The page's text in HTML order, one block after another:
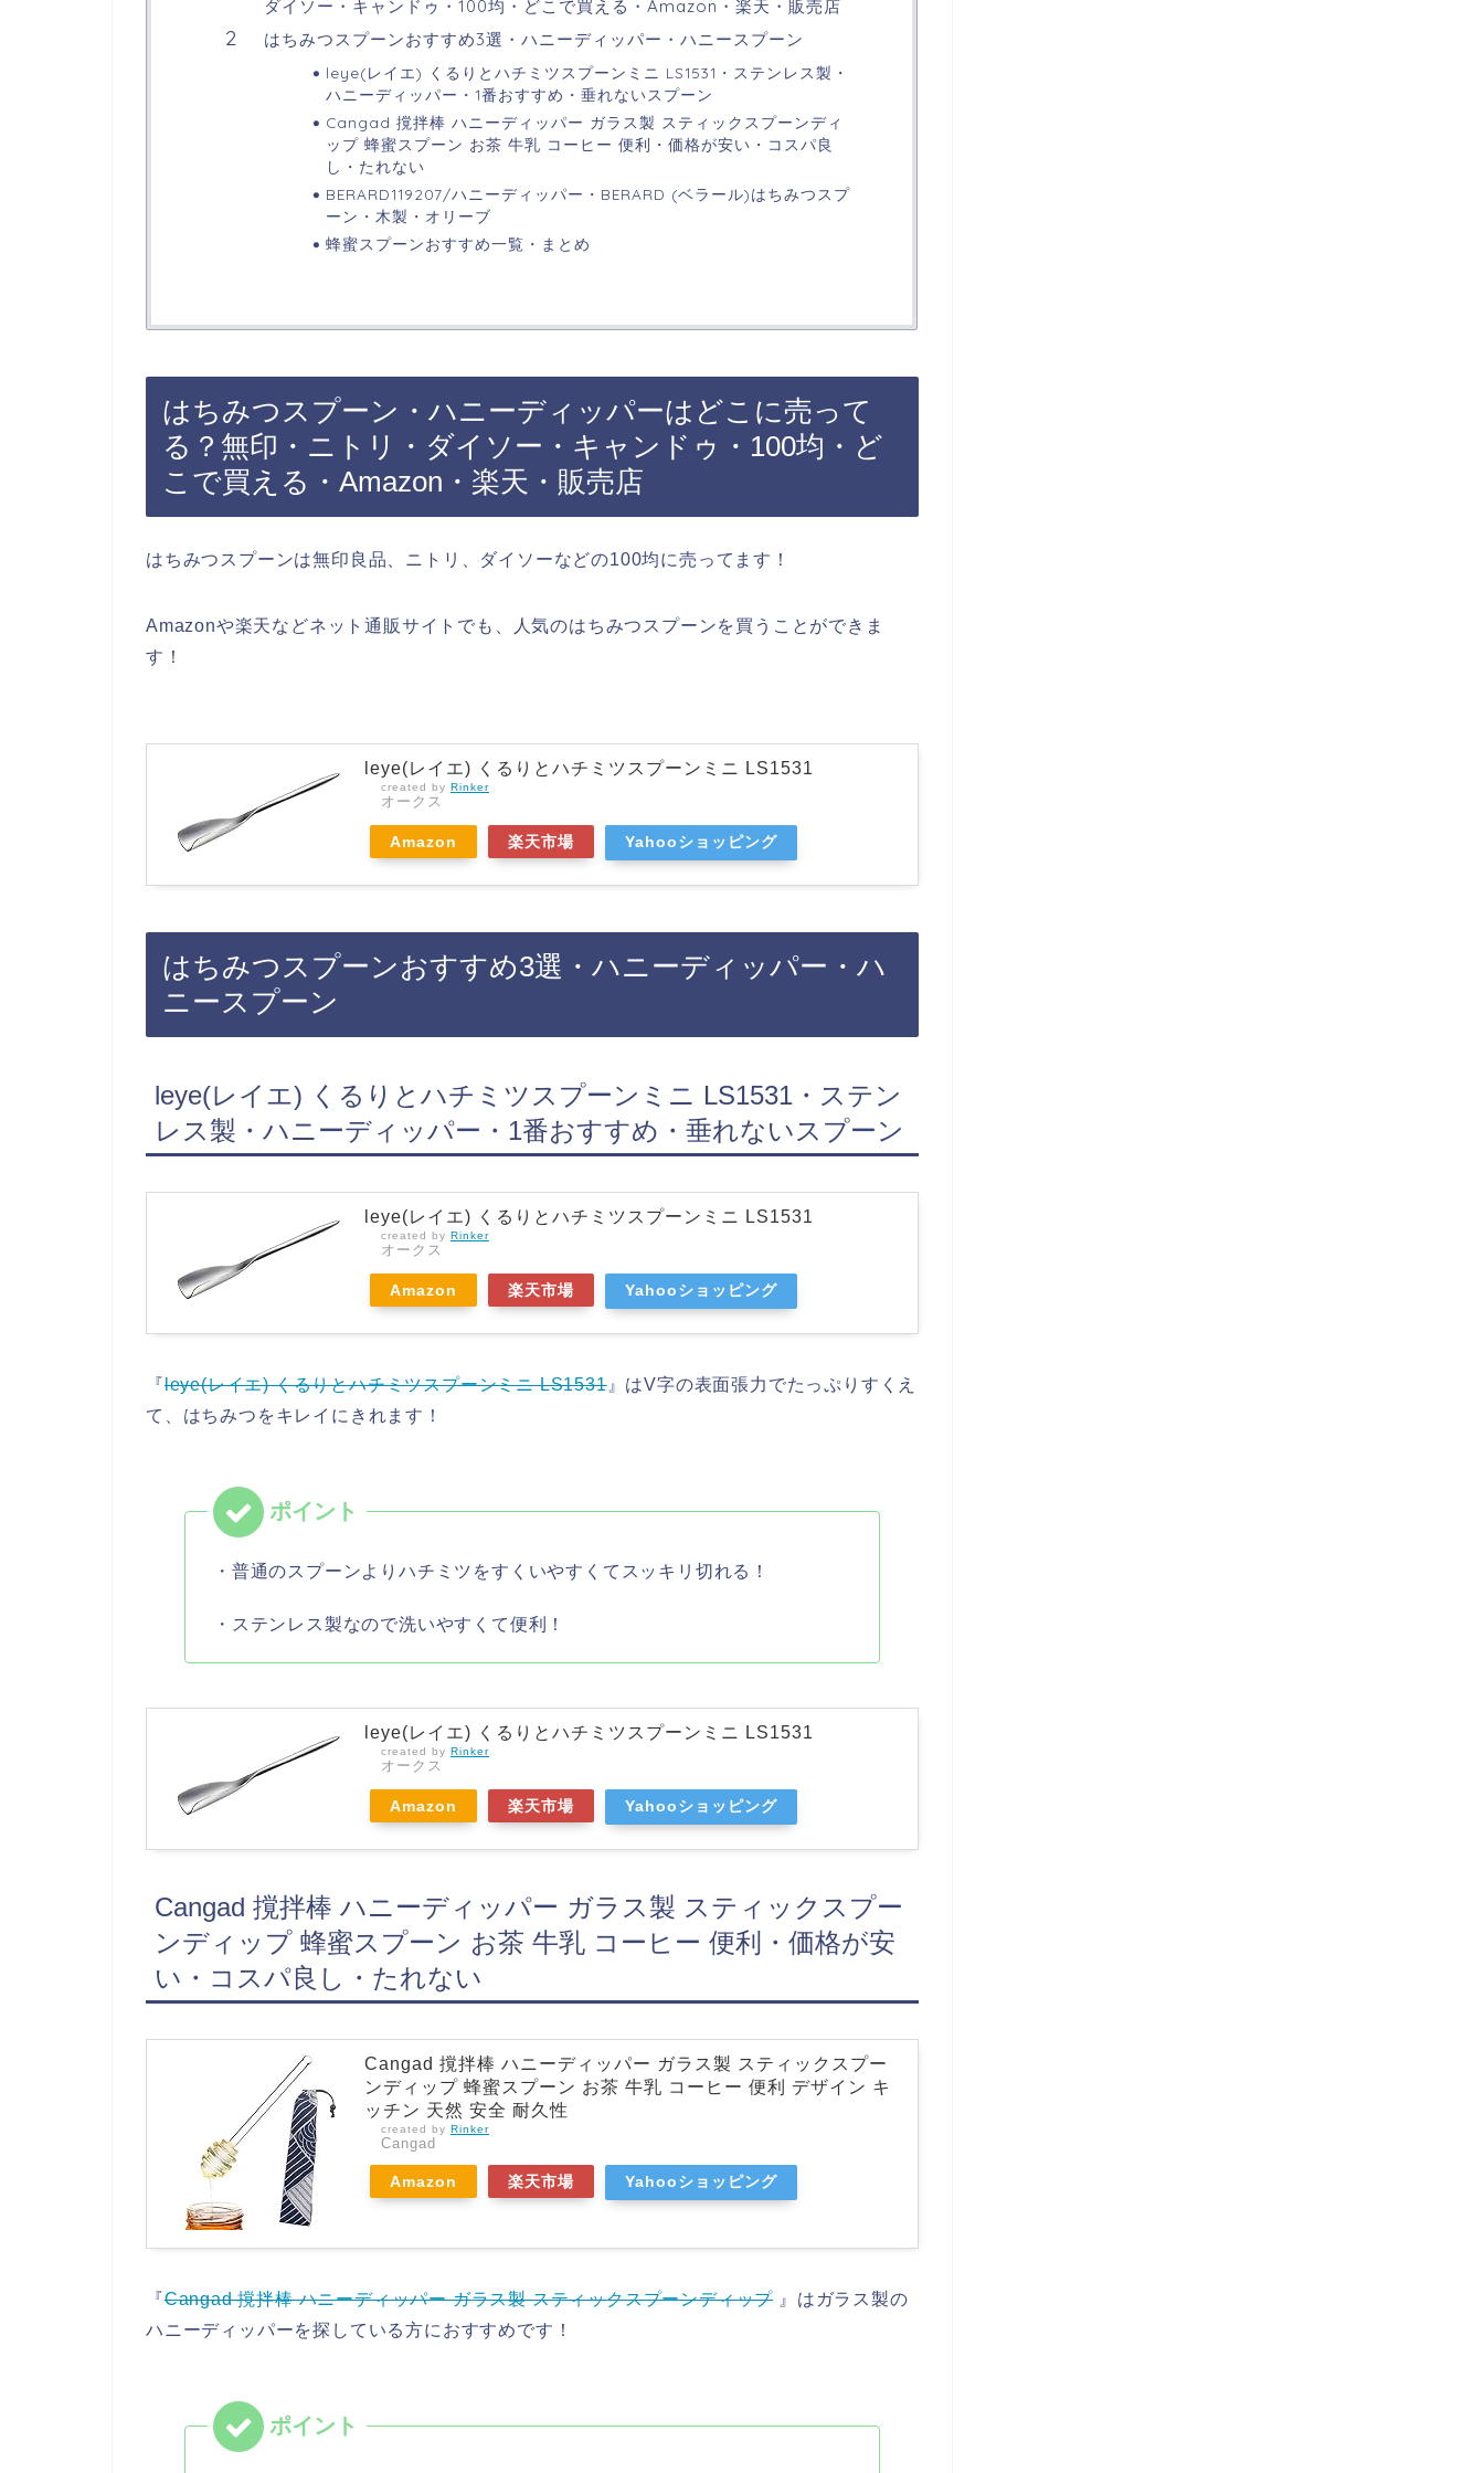
ダイソー・キャンドゥ・100均・どこで買える・Amazon・楽天・販売店
はちみつスプーンおすすめ3選・ハニーディッパー・ハニースプーン
leye(レイエ) くるりとハチミツスプーンミニ LS1531・ステンレス製・
ハニーディッパー・1番おすすめ・垂れないスプーン
Cangad 撹拌棒 ハニーディッパー ガラス製 スティックスプーンディ
ップ 蜂蜜スプーン お茶 牛乳 コーヒー 便利・価格が安い・コスパ良
し・たれない
BERARD119207/ハニーディッパー・BERARD (ベラール)はちみつスプ
ーン・木製・オリーブ
蜂蜜スプーンおすすめ一覧・まとめ
はちみつスプーン・ハニーディッパーはどこに売って
る？無印・ニトリ・ダイソー・キャンドゥ・100均・ど
こで買える・Amazon・楽天・販売店
はちみつスプーンは無印良品、ニトリ、ダイソーなどの100均に売ってます！
Amazonや楽天などネット通販サイトでも、人気のはちみつスプーンを買うことができま
す！
leye(レイエ) くるりとハチミツスプーンミニ LS1531
created by Rinker
オークス
Amazon 楽天市場 Yahooショッピング
はちみつスプーンおすすめ3選・ハニーディッパー・ハ
ニースプーン
leye(レイエ) くるりとハチミツスプーンミニ LS1531・ステン
レス製・ハニーディッパー・1番おすすめ・垂れないスプーン
leye(レイエ) くるりとハチミツスプーンミニ LS1531
created by Rinker
オークス
Amazon 楽天市場 Yahooショッピング
『leye(レイエ) くるりとハチミツスプーンミニ LS1531』はV字の表面張力でたっぷりすくえ
て、はちみつをキレイにきれます！
・普通のスプーンよりハチミツをすくいやすくてスッキリ切れる！
・ステンレス製なので洗いやすくて便利！
leye(レイエ) くるりとハチミツスプーンミニ LS1531
created by Rinker
オークス
Amazon 楽天市場 Yahooショッピング
Cangad 撹拌棒 ハニーディッパー ガラス製 スティックスプー
ンディップ 蜂蜜スプーン お茶 牛乳 コーヒー 便利・価格が安
い・コスパ良し・たれない
Cangad 撹拌棒 ハニーディッパー ガラス製 スティックスプー
ンディップ 蜂蜜スプーン お茶 牛乳 コーヒー 便利 デザイン キ
ッチン 天然 安全 耐久性
created by Rinker
Cangad
Amazon 楽天市場 Yahooショッピング
『Cangad 撹拌棒 ハニーディッパー ガラス製 スティックスプーンディップ』はガラス製の
ハニーディッパーを探している方におすすめです！